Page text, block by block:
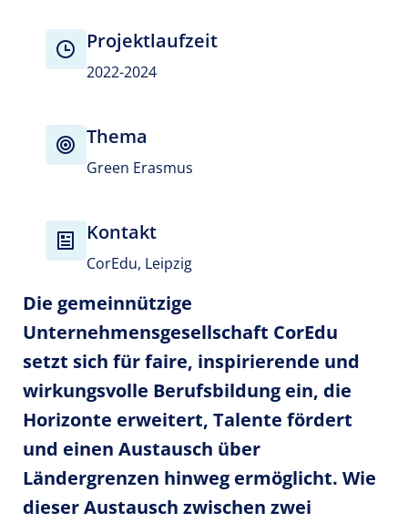
Projektlaufzeit
2022-2024
Thema
Green Erasmus
Kontakt
CorEdu, Leipzig
Die gemeinnützige
Unternehmensgesellschaft CorEdu
setzt sich für faire, inspirierende und
wirkungsvolle Berufsbildung ein, die
Horizonte erweitert, Talente fördert
und einen Austausch über
Ländergrenzen hinweg ermöglicht. Wie
dieser Austausch zwischen zwei